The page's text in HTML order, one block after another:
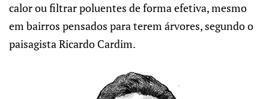
calor ou filtrar poluentes de forma efetiva, mesmo
em bairros pensados para terem árvores, segundo o
paisagista Ricardo Cardim.